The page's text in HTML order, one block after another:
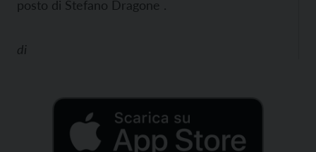
posto di Stefano Dragone .
di